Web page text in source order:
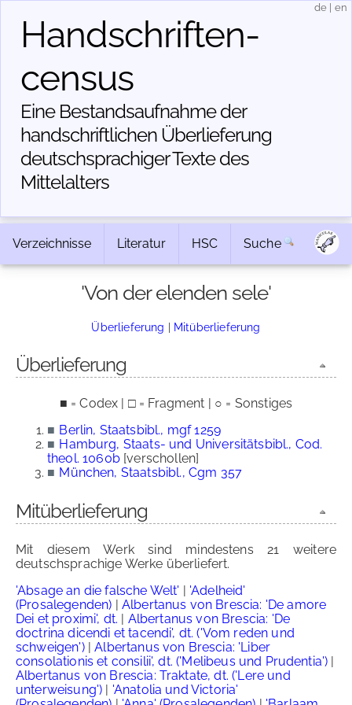
Handschriften­
census
Eine Bestandsaufnahme der
handschriftlichen Über­lieferung
deutschsprachiger Texte des
Mittelalters
de en
Verzeichnisse Literatur HSC Suche
'Von der elenden sele'
Überlieferung | Mitüberlieferung
Überlieferung
■ = Codex | □ = Fragment | ○ = Sonstiges
■ Berlin, Staatsbibl., mgf 1259
■ Hamburg, Staats- und Universitätsbibl., Cod.
theol. 1060b[verschollen]
■ München, Staatsbibl., Cgm 357
Mitüberlieferung
Mit diesem Werk sind mindestens 21 weitere
deutschsprachige Werke überliefert.
'Absage an die falsche Welt' | 'Adelheid'
(Prosalegenden) | Albertanus von Brescia: 'De amore
Dei et proximi', dt. | Albertanus von Brescia: 'De
doctrina dicendi et tacendi', dt. ('Vom reden und
schweigen')|Albertanus von Brescia: 'Liber
consolationis et consilii', dt. ('Melibeus und Prudentia') |
Albertanus von Brescia: Traktate, dt. ('Lere und
unterweisung') | 'Anatolia und Victoria'